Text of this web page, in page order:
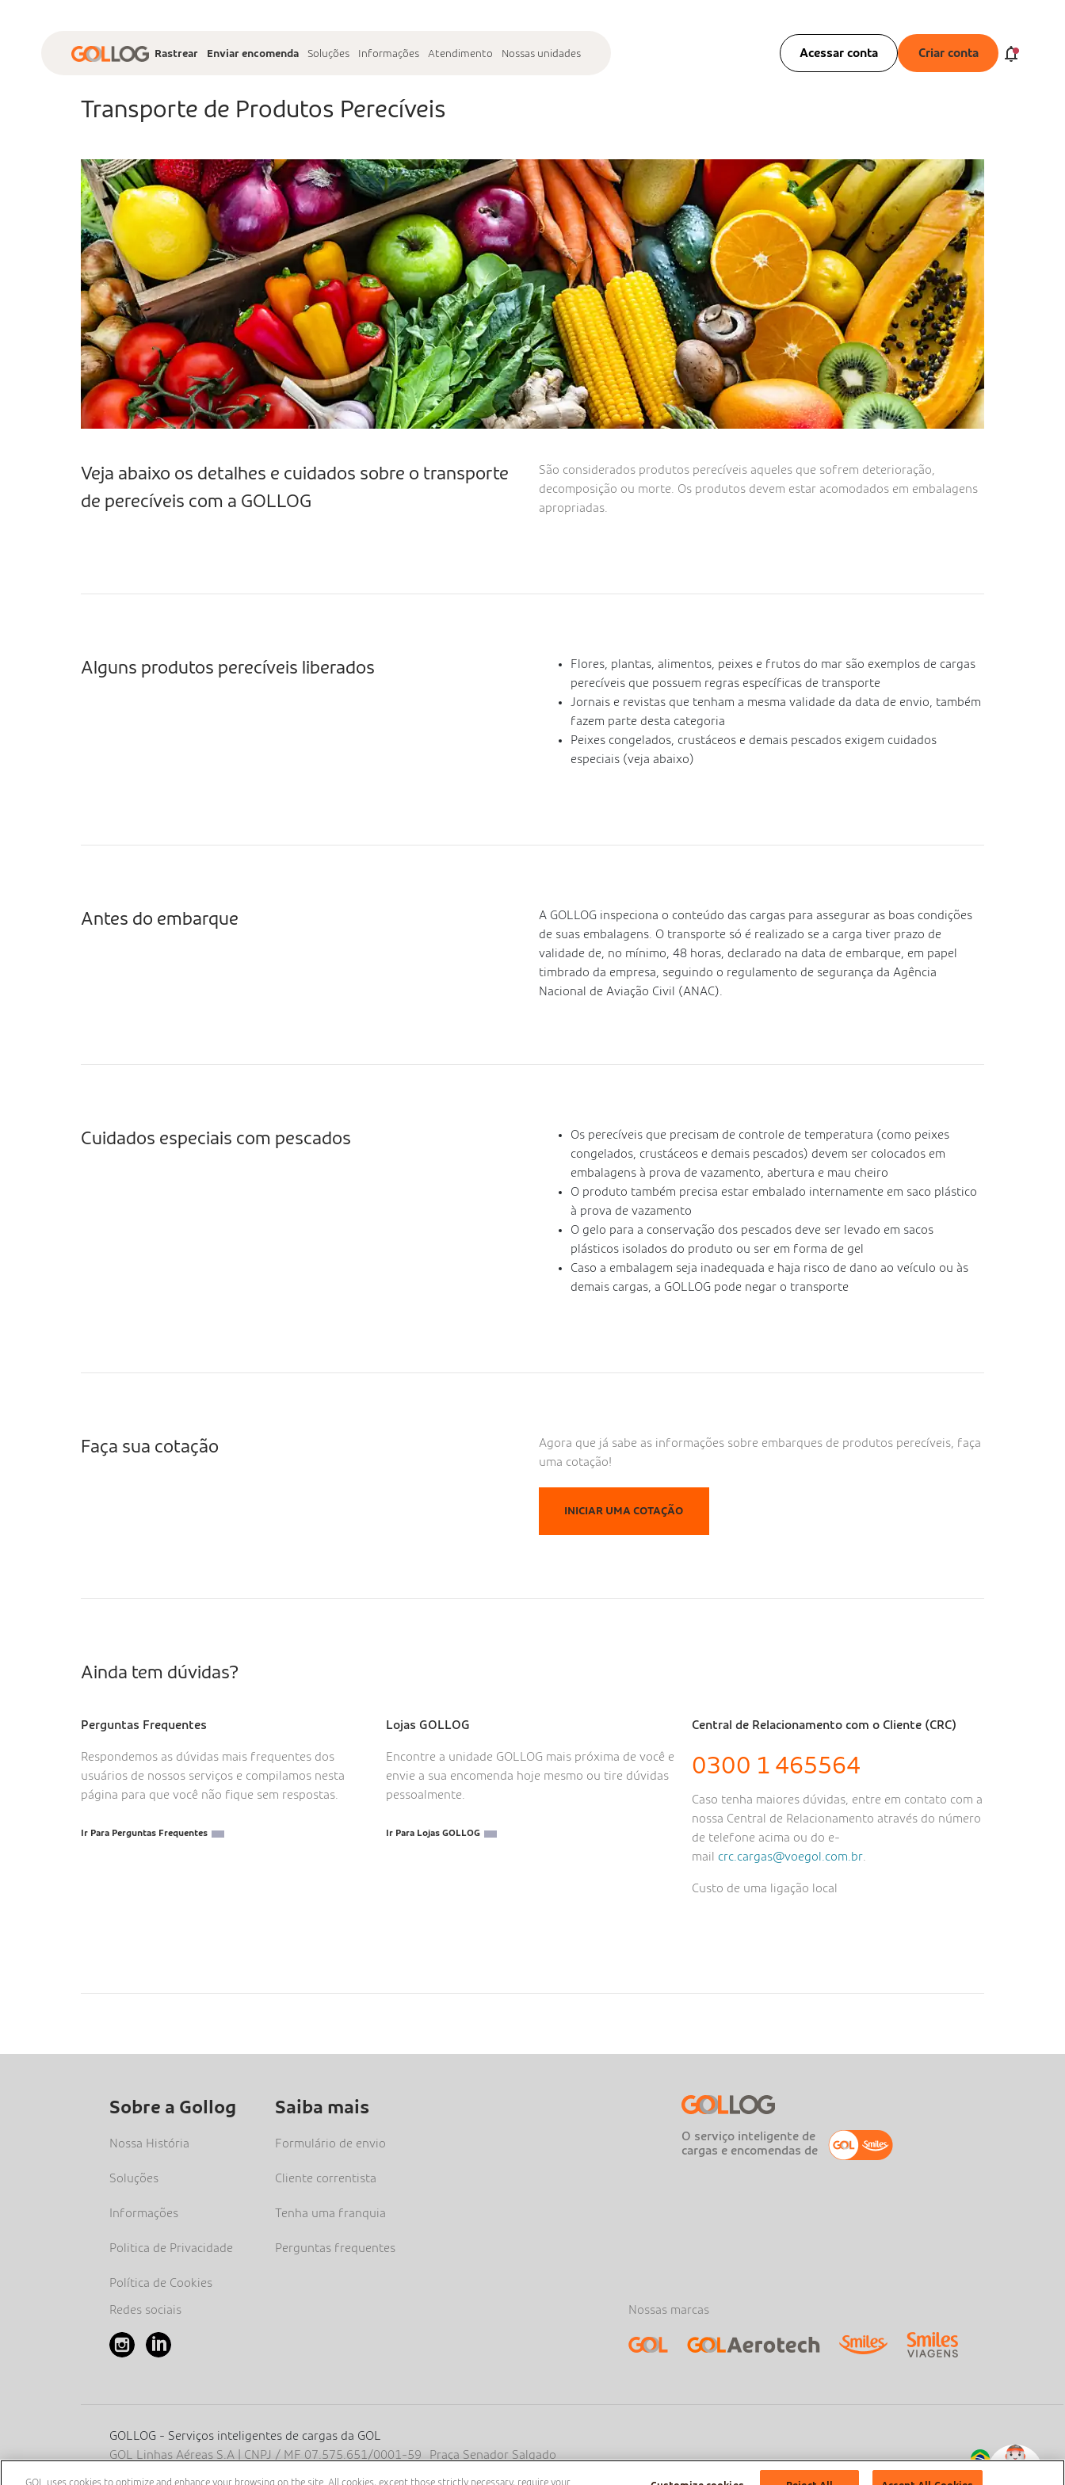
Rastrear Enviar encomenda Soluções Informações Atendimento Nossas unidades Acessar conta Criar conta
Transporte de Produtos Perecíveis
Veja abaixo os detalhes e cuidados sobre o transporte
de perecíveis com a GOLLOG
São considerados produtos perecíveis aqueles que sofrem deterioração,
decomposição ou morte. Os produtos devem estar acomodados em embalagens
apropriadas.
Alguns produtos perecíveis liberados
Flores, plantas, alimentos, peixes e frutos do mar são exemplos de cargas
perecíveis que possuem regras específicas de transporte
Jornais e revistas que tenham a mesma validade da data de envio, também
fazem parte desta categoria
Peixes congelados, crustáceos e demais pescados exigem cuidados
especiais (veja abaixo)
Antes do embarque
A GOLLOG inspeciona o conteúdo das cargas para assegurar as boas condições
de suas embalagens. O transporte só é realizado se a carga tiver prazo de
validade de, no mínimo, 48 horas, declarado na data de embarque, em papel
timbrado da empresa, seguindo o regulamento de segurança da Agência
Nacional de Aviação Civil (ANAC).
Cuidados especiais com pescados
Os perecíveis que precisam de controle de temperatura (como peixes
congelados, crustáceos e demais pescados) devem ser colocados em
embalagens à prova de vazamento, abertura e mau cheiro
O produto também precisa estar embalado internamente em saco plástico
à prova de vazamento
O gelo para a conservação dos pescados deve ser levado em sacos
plásticos isolados do produto ou ser em forma de gel
Caso a embalagem seja inadequada e haja risco de dano ao veículo ou às
demais cargas, a GOLLOG pode negar o transporte
Faça sua cotação
Agora que já sabe as informações sobre embarques de produtos perecíveis, faça
uma cotação!
INICIAR UMA COTAÇÃO
Ainda tem dúvidas?
Perguntas Frequentes
Respondemos as dúvidas mais frequentes dos
usuários de nossos serviços e compilamos nesta
página para que você não fique sem respostas.
Ir Para Perguntas Frequentes
Lojas GOLLOG
Encontre a unidade GOLLOG mais próxima de você e
envie a sua encomenda hoje mesmo ou tire dúvidas
pessoalmente.
Ir Para Lojas GOLLOG
Central de Relacionamento com o Cliente (CRC)
0300 1 465564
Caso tenha maiores dúvidas, entre em contato com a
nossa Central de Relacionamento através do número
de telefone acima ou do e-
mail crc.cargas@voegol.com.br.
Custo de uma ligação local
Sobre a Gollog
Nossa História
Soluções
Informações
Politica de Privacidade
Política de Cookies
Saiba mais
Formulário de envio
Cliente correntista
Tenha uma franquia
Perguntas frequentes
O serviço inteligente de
cargas e encomendas de
Redes sociais Nossas marcas
GOLLOG - Serviços inteligentes de cargas da GOL
GOL Linhas Aéreas S.A | CNPJ / MF 07.575.651/0001-59 Praça Senador Salgado